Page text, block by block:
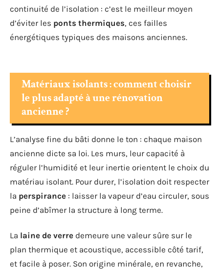
continuité de l’isolation : c’est le meilleur moyen
d’éviter les ponts thermiques, ces failles
énergétiques typiques des maisons anciennes.
Matériaux isolants : comment choisir
le plus adapté à une rénovation
ancienne ?
L’analyse fine du bâti donne le ton : chaque maison
ancienne dicte sa loi. Les murs, leur capacité à
réguler l’humidité et leur inertie orientent le choix du
matériau isolant. Pour durer, l’isolation doit respecter
la perspirance : laisser la vapeur d’eau circuler, sous
peine d’abîmer la structure à long terme.
La laine de verre demeure une valeur sûre sur le
plan thermique et acoustique, accessible côté tarif,
et facile à poser. Son origine minérale, en revanche,